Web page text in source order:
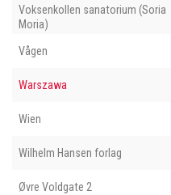
Voksenkollen sanatorium (Soria
Moria)
Vågen
Warszawa
Wien
Wilhelm Hansen forlag
Øvre Voldgate 2